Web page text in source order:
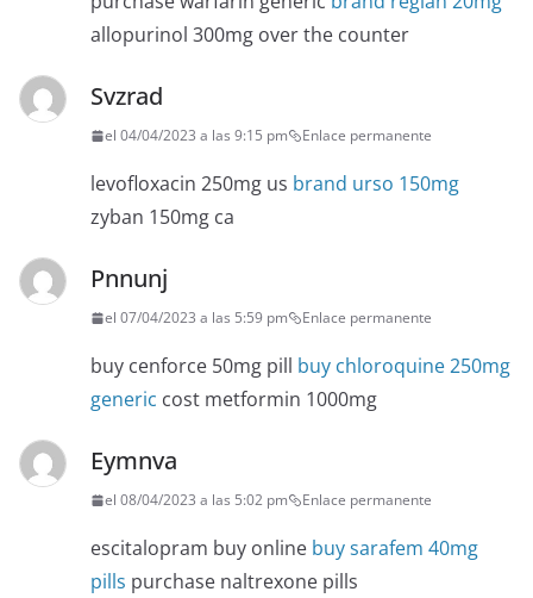
allopurinol 300mg over the counter
Svzrad
el 04/04/2023 a las 9:15 pm Enlace permanente
levofloxacin 250mg us brand urso 150mg
zyban 150mg ca
Pnnunj
el 07/04/2023 a las 5:59 pm Enlace permanente
buy cenforce 50mg pill buy chloroquine 250mg
generic cost metformin 1000mg
Eymnva
el 08/04/2023 a las 5:02 pm Enlace permanente
escitalopram buy online buy sarafem 40mg
pills purchase naltrexone pills